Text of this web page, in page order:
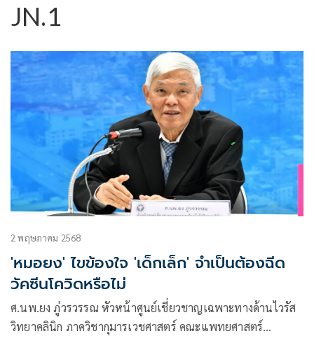
JN.1
2 พฤษภาคม 2568
'หมอยง' ไขข้องใจ 'เด็กเล็ก' จำเป็นต้องฉีด
วัคซีนโควิดหรือไม่
ศ.นพ.ยง ภู่วรวรรณ หัวหน้าศูนย์เชี่ยวชาญเฉพาะทางด้านไวรัส
วิทยาคลินิก ภาควิชากุมารเวชศาสตร์ คณะแพทยศาสตร์